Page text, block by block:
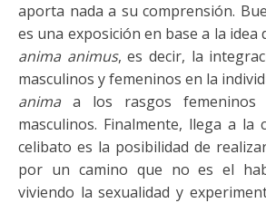
aporta nada a su comprensión.
es una exposición en base a la idea
anima animus, es decir, la
masculinos y femeninos en la
anima a los rasgos femeninos
masculinos. Finalmente, llega a la
celibato es la posibilidad de
por un camino que no es el
viviendo la sexualidad y